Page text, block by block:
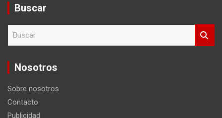
Buscar
c
Nosotros
Sobre nosotros
Contacto
Publicidad